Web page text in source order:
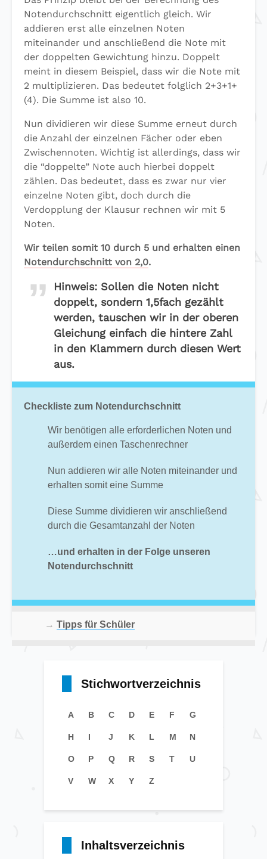
Notendurchschnitt eigentlich gleich. Wir
addieren erst alle einzelnen Noten
miteinander und anschließend die Note mit
der doppelten Gewichtung hinzu. Doppelt
meint in diesem Beispiel, dass wir die Note mit
2 multiplizieren. Das bedeutet folglich 2+3+1+
(4). Die Summe ist also 10.
Nun dividieren wir diese Summe erneut durch
die Anzahl der einzelnen Fächer oder eben
Zwischennoten. Wichtig ist allerdings, dass wir
die “doppelte” Note auch hierbei doppelt
zählen. Das bedeutet, dass es zwar nur vier
einzelne Noten gibt, doch durch die
Verdopplung der Klausur rechnen wir mit 5
Noten.
Wir teilen somit 10 durch 5 und erhalten einen
Notendurchschnitt von 2,0.
Hinweis: Sollen die Noten nicht
doppelt, sondern 1,5fach gezählt
werden, tauschen wir in der oberen
Gleichung einfach die hintere Zahl
in den Klammern durch diesen Wert
aus.
Checkliste zum Notendurchschnitt
Wir benötigen alle erforderlichen Noten und
außerdem einen Taschenrechner
Nun addieren wir alle Noten miteinander und
erhalten somit eine Summe
Diese Summe dividieren wir anschließend
durch die Gesamtanzahl der Noten
…und erhalten in der Folge unseren
Notendurchschnitt
→ Tipps für Schüler
Stichwortverzeichnis
A B C D E F G
H I J K L M N
O P Q R S T U
V W X Y Z
Inhaltsverzeichnis